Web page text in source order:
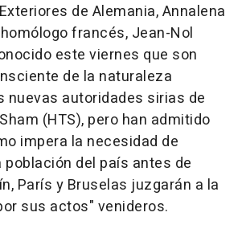
de Alemania, Annalena
francés, Jean-Nol
este viernes que son
de la naturaleza
nuevas autoridades sirias de
(HTS), pero han admitido
impera la necesidad de
población del país antes de
París y Bruselas juzgarán a la
sus actos" venideros.